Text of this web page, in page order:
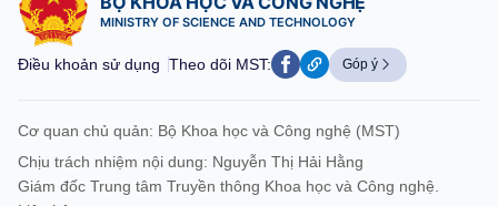
MINISTRY OF SCIENCE AND TECHNOLOGY
Điều khoản sử dụng Theo dõi MST: Góp ý
Cơ quan chủ quản: Bộ Khoa học và Công nghệ (MST)
Chịu trách nhiệm nội dung: Nguyễn Thị Hải Hằng
Giám đốc Trung tâm Truyền thông Khoa học và Công nghệ.